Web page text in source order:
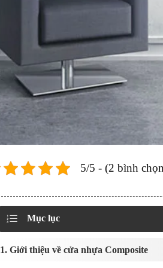
5/5 - (2 bình
Mục lục
1. Giới thiệu về cửa nhựa Composite